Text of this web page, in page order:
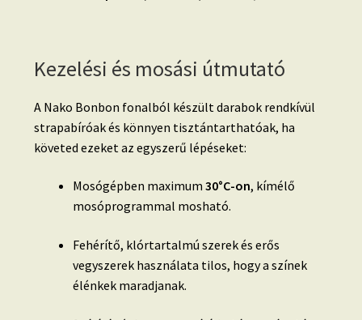
Kezelési és mosási útmutató
A Nako Bonbon fonalból készült darabok rendkívül
strapabíróak és könnyen tisztántarthatóak, ha
követed ezeket az egyszerű lépéseket:
Mosógépben maximum 30°C-on, kímélő
mosóprogrammal mosható.
Fehérítő, klórtartalmú szerek és erős
vegyszerek használata tilos, hogy a színek
élénkek maradjanak.